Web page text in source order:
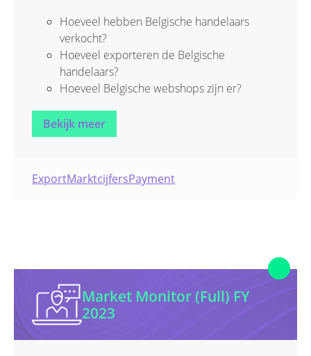
Hoeveel hebben Belgische handelaars
verkocht?
Hoeveel exporteren de Belgische
handelaars?
Hoeveel Belgische webshops zijn er?
Wat zijn de topperioden voor de Belgische
e-commerce?
Bekijk meer
ExportMarktcijfersPayment
Market Monitor (Full) FY
2023